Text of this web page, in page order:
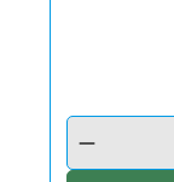
Produkt Anzahl: